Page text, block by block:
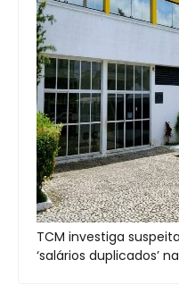
TCM investiga
‘salários duplicados’